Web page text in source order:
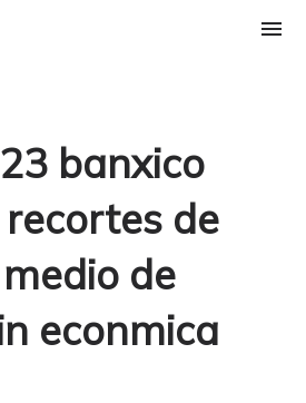
banxico
de
de
econmica